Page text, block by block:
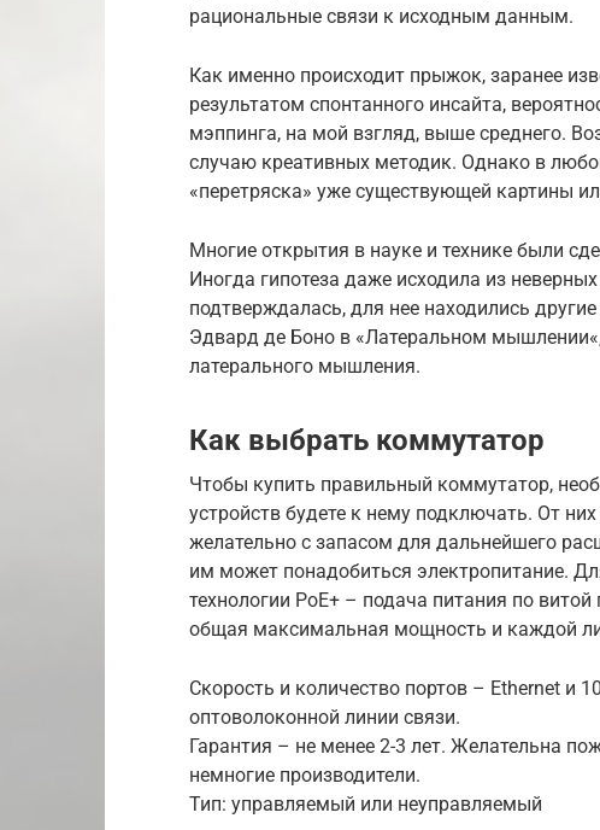
рациональные связи к исходным данным.
Как именно происходит прыжок, заранее
результатом спонтанного инсайта,
мэппинга, на мой взгляд, выше среднего.
случаю креативных методик. Однако в
«перетряска» уже существующей картины
Многие открытия в науке и технике были
Иногда гипотеза даже исходила из
подтверждалась, для нее находились
Эдвард де Боно в «Латеральном
латерального мышления.
Как выбрать коммутатор
Чтобы купить правильный коммутатор,
устройств будете к нему подключать. От
желательно с запасом для дальнейшего
им может понадобиться электропитание.
технологии PoE+ – подача питания по
общая максимальная мощность и каждой
Скорость и количество портов – Ethernet и
оптоволоконной линии связи.
Гарантия – не менее 2-3 лет. Желательна
немногие производители.
Тип: управляемый или неуправляемый